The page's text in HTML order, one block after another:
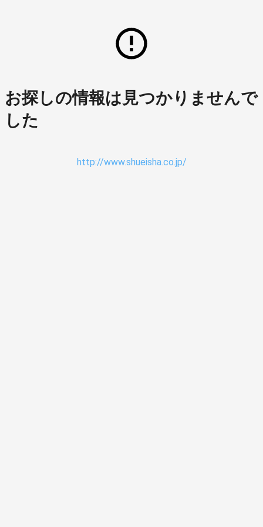
お探しの情報は見つかりませんで
した
http://www.shueisha.co.jp/